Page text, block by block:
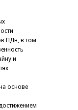
ПДн, в том
и
основе